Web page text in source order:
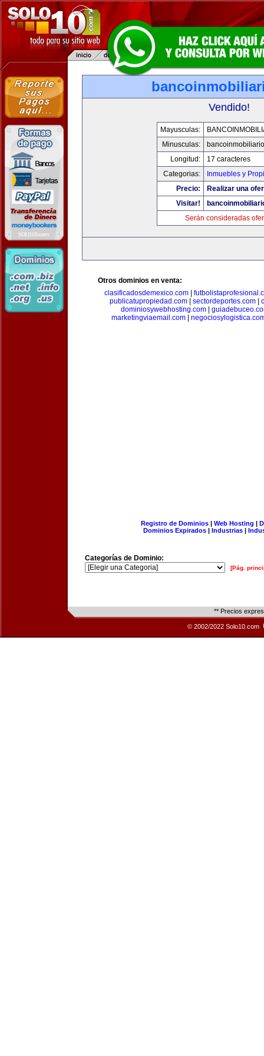
Vendido!
Mayusculas:
Minusculas:
Longitud:
17 caracteres
Categorias:
Inmuebles y
Precio:
Realizar una
Visitar!
Serán consideradas
Otros dominios en venta:
clasificadosdemexico.com|
publicatupropiedad.com
sectordeportes.com
dominiosywebhosting.com|
marketingviaemail.com|
Registro de Dominios| Web Hosting |
Dominios Expirados | Industrias |
Categorías de Dominio:
[Pág.
** Precios
© 2002/2022 Solo10.com